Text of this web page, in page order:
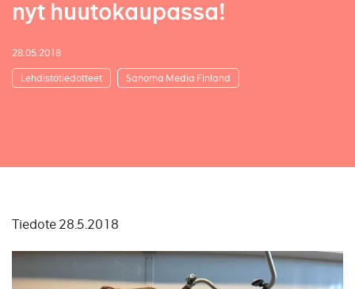
nyt huutokaupassa!
28.05.2018
Lehdistötiedotteet Sanoma Media Finland
Tiedote 28.5.2018